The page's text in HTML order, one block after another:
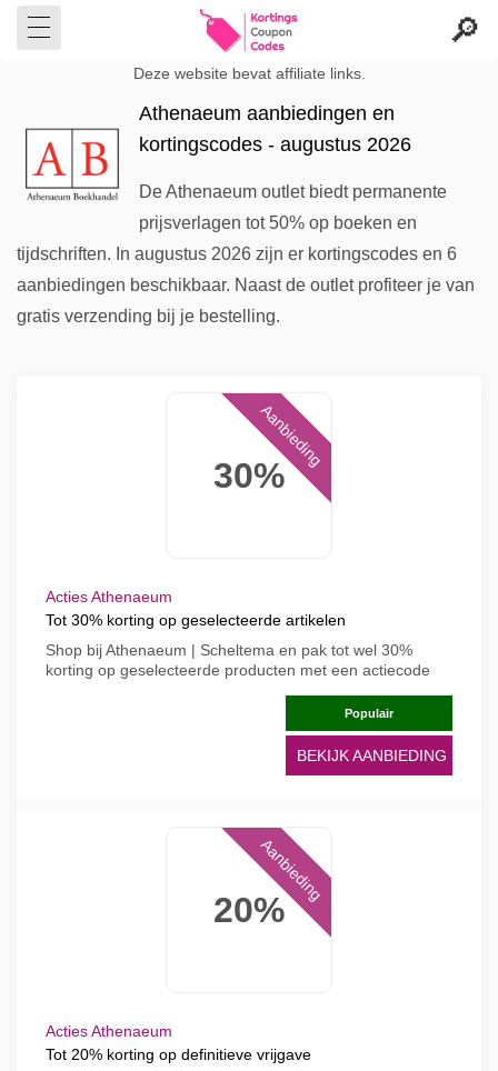
Deze website bevat affiliate links.
Athenaeum aanbiedingen en
kortingscodes - augustus 2026
De Athenaeum outlet biedt permanente
prijsverlagen tot 50% op boeken en
tijdschriften. In augustus 2026 zijn er kortingscodes en 6
aanbiedingen beschikbaar. Naast de outlet profiteer je van
gratis verzending bij je bestelling.
30%
Aanbieding
Acties Athenaeum
Tot 30% korting op geselecteerde artikelen
Shop bij Athenaeum | Scheltema en pak tot wel 30%
korting op geselecteerde producten met een actiecode
Populair
BEKIJK AANBIEDING
20%
Aanbieding
Acties Athenaeum
Tot 20% korting op definitieve vrijgave